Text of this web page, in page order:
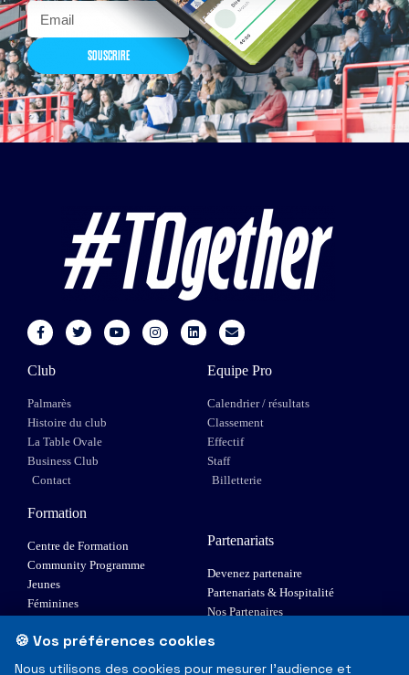
SOUSCRIRE
Club
Palmarès
Histoire du club
La Table Ovale
Business Club
Contact
Equipe Pro
Calendrier / résultats
Classement
Effectif
Staff
Billetterie
Formation
Centre de Formation
Community Programme
Jeunes
Féminines
Elite 1
Partenariats
Devenez partenaire
Partenariats & Hospitalité
Nos Partenaires
🍪 Vos préférences cookies
Nous utilisons des cookies pour mesurer l'audience et